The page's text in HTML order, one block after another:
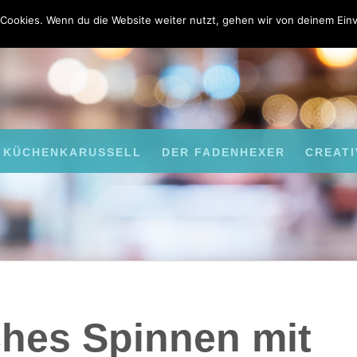
KÜCHENKARUSSELL DER FADENHEXER
Spinnen mit
Wenn du die Website weiter nutzt, gehen wir von deinem